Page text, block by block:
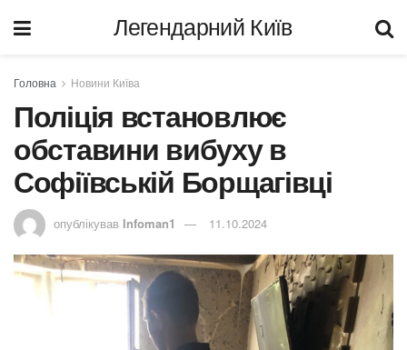
Легендарний Київ
Головна Новини Київа
Поліція встановлює
обставини вибуху в
Софіївській Борщагівці
опублікував Infoman1 11.10.2024